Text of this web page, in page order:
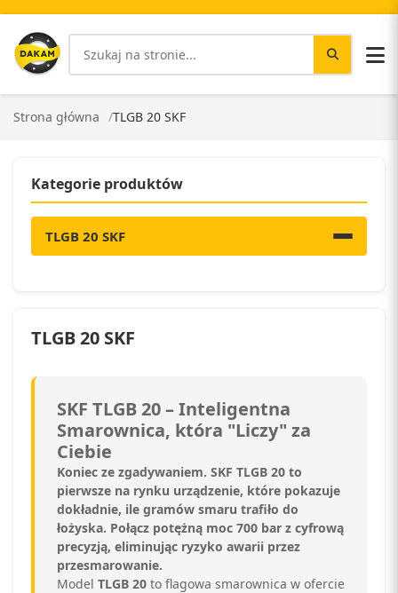
Strona główna TLGB 20 SKF
Kategorie produktów
TLGB 20 SKF
TLGB 20 SKF
SKF TLGB 20 – Inteligentna
Smarownica, która "Liczy" za
Ciebie
Koniec ze zgadywaniem. SKF TLGB 20 to
pierwsze na rynku urządzenie, które pokazuje
dokładnie, ile gramów smaru trafiło do
łożyska. Połącz potężną moc 700 bar z cyfrową
precyzją, eliminując ryzyko awarii przez
przesmarowanie.
Model TLGB 20 to flagowa smarownica w ofercie